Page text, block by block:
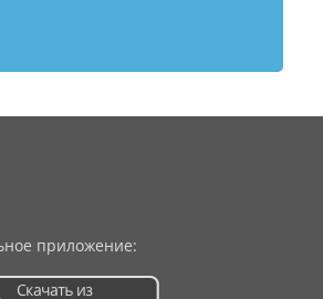
приложение: